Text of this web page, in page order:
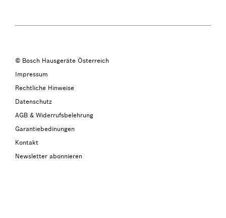
© Bosch Hausgeräte Österreich
Impressum
Rechtliche Hinweise
Datenschutz
AGB & Widerrufsbelehrung
Garantiebedinungen
Kontakt
Newsletter abonnieren